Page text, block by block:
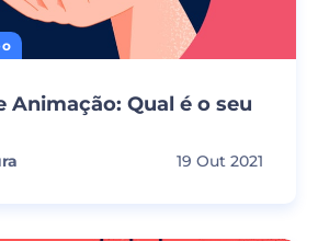
Animação: Qual é o seu
19 Out 2021